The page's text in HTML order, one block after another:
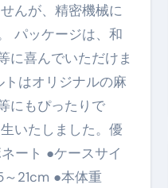
すべての起点となるのが
高性能BTOを最安で手に
究極のスマホ防衛システ
完全ガイド
脳を作る完全ガイド
失敗せずに選ぶ”実践大全
んが、精密機械に
パッケージは、和
に喜んでいただけま
はオリジナルの麻
にもぴったりで
いたしました。優
ート ●ケースサイ
21cm ●本体重